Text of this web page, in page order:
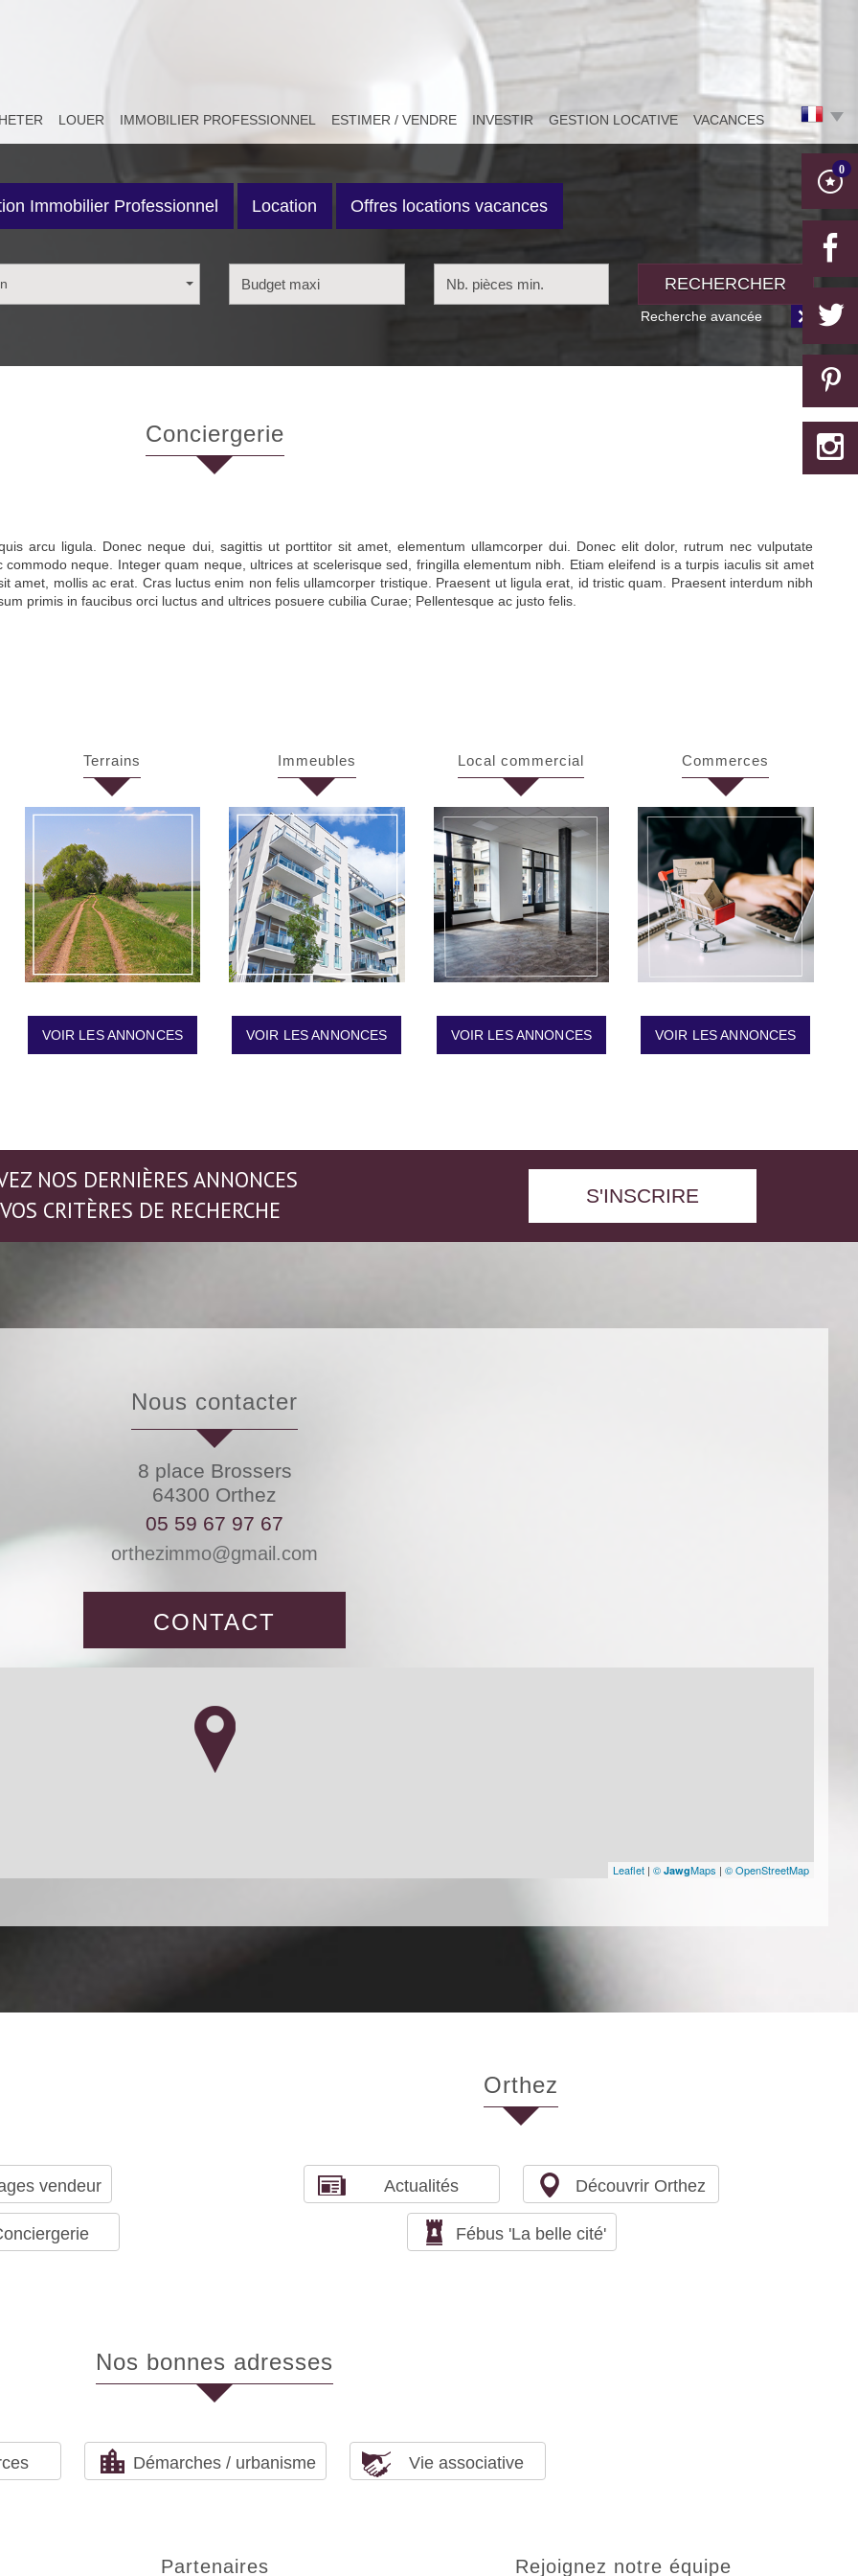
0
LOUER IMMOBILIER PROFESSIONNEL ESTIMER / VENDRE INVESTIR GESTION LOCATIVE VACANCES
Immobilier Professionnel Location Offres locations vacances
RECHERCHER
Recherche avancée
conciergerie
arcu ligula. Donec neque dui, sagittis ut porttitor sit amet, elementum ullamcorper dui. Donec elit dolor, rutrum nec vulputate
neque. Integer quam neque, ultrices at scelerisque sed, fringilla elementum nibh. Etiam eleifend is a turpis iaculis sit amet
amet, mollis ac erat. Cras luctus enim non felis ullamcorper tristique. Praesent ut ligula erat, id tristic quam. Praesent interdum nibh
primis in faucibus orci luctus and ultrices posuere cubilia Curae; Pellentesque ac justo felis.
terrains
VOIR LES ANNONCES
immeubles
VOIR LES ANNONCES
local commercial
VOIR LES ANNONCES
commerces
VOIR LES ANNONCES
NOS DERNIÈRES ANNONCES
CRITÈRES DE RECHERCHE
S'INSCRIRE
nous contacter
8 place Brossers
64300 Orthez
05 59 67 97 67
orthezimmo@gmail.com
CONTACT
Leaflet| © JawgMaps | © OpenStreetMap
vendeur
orthez
Actualités Découvrir Orthez
Fébus 'La belle cité'
nos bonnes adresses
Démarches / urbanisme Vie associative
partenaires rejoignez notre équipe